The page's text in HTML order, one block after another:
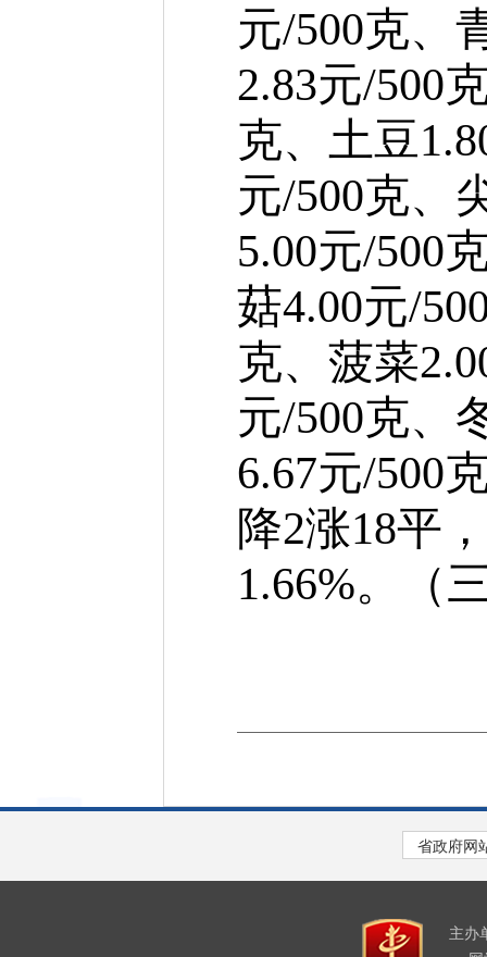
元/500克、
2.83元/500
克、土豆
元/500克、
5.00元/500
菇4.00元/
克、菠菜
元/500克、
6.67元/500
降2涨18平
1.66%。（
主办